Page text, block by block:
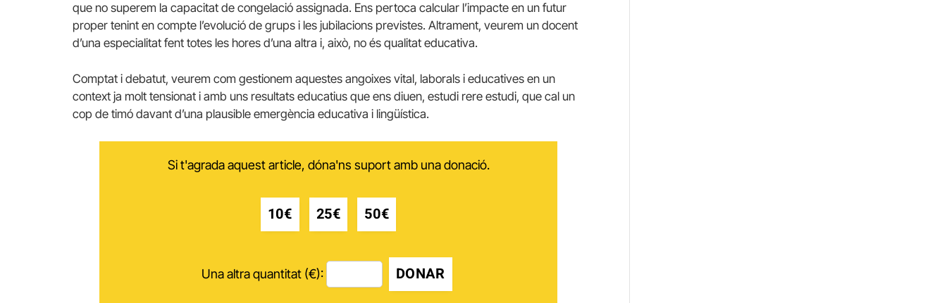
que no superem la capacitat de congelació assignada. Ens pertoca calcular l’impacte en un futur
proper tenint en compte l’evolució de grups i les jubilacions previstes. Altrament, veurem un docent
d’una especialitat fent totes les hores d’una altra i, això, no és qualitat educativa.
Comptat i debatut, veurem com gestionem aquestes angoixes vital, laborals i educatives en un
context ja molt tensionat i amb uns resultats educatius que ens diuen, estudi rere estudi, que cal un
cop de timó davant d’una plausible emergència educativa i lingüística.
Si t'agrada aquest article, dóna'ns suport amb una donació.
10€ 25€ 50€
Una altra quantitat (€): DONAR